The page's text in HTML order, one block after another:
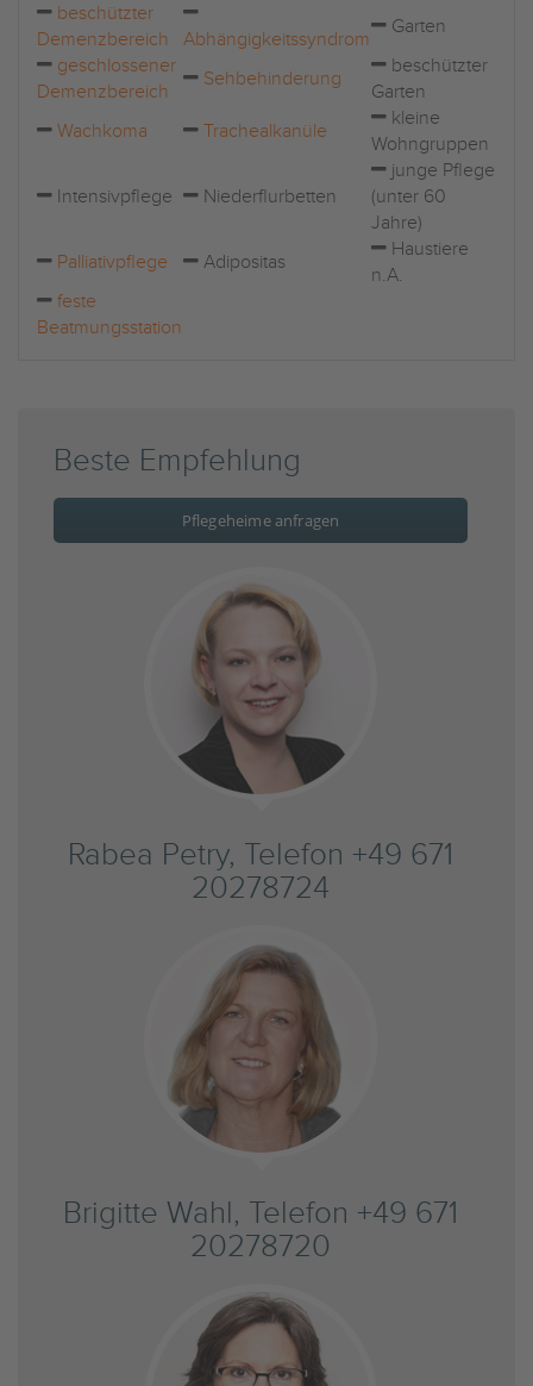
beschützter
Demenzbereich
Abhängigkeitssyndrom
Garten
geschlossener
Demenzbereich
Sehbehinderung
beschützter
Garten
Wachkoma
Trachealkanüle
kleine
Wohngruppen
Intensivpflege Niederflurbetten
junge Pflege
(unter 60
Jahre)
Palliativpflege
Adipositas
Haustiere
n.A.
feste
Beatmungsstation
Beste Empfehlung
Pflegeheime anfragen
Rabea Petry, Telefon +49 671
20278724
Brigitte Wahl, Telefon +49 671
20278720